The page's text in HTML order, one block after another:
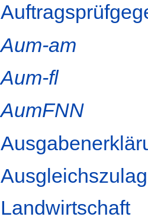
Aum-am
Aum-fl
AumFNN
Landwirtschaft